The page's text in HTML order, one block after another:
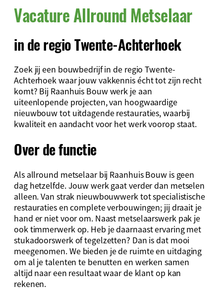
Vacature Allround Metselaar
in de regio Twente-Achterhoek
Zoek jij een bouwbedrijf in de regio Twente-
Achterhoek waar jouw vakkennis écht tot zijn recht
komt? Bij Raanhuis Bouw werk je aan
uiteenlopende projecten, van hoogwaardige
nieuwbouw tot uitdagende restauraties, waarbij
kwaliteit en aandacht voor het werk voorop staat.
Over de functie
Als allround metselaar bij Raanhuis Bouw is geen
dag hetzelfde. Jouw werk gaat verder dan metselen
alleen. Van strak nieuwbouwwerk tot specialistische
restauraties en complete verbouwingen; jij draait je
hand er niet voor om. Naast metselaarswerk pak je
ook timmerwerk op. Heb je daarnaast ervaring met
stukadoorswerk of tegelzetten? Dan is dat mooi
meegenomen. We bieden je de ruimte en uitdaging
om al je talenten te benutten en werken samen
altijd naar een resultaat waar de klant op kan
rekenen.